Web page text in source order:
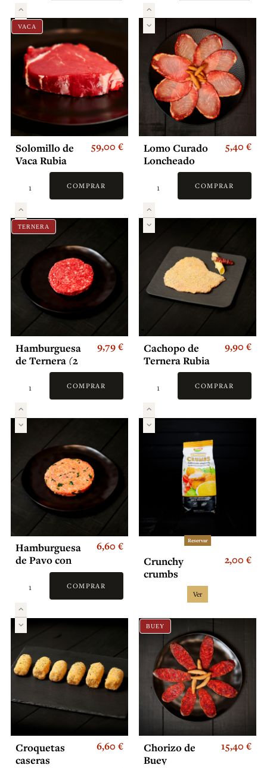
VACA
Solomillo de
Vaca Rubia
Gallega
59,00 €
COMPRAR
Lomo Curado
Loncheado
5,40 €
COMPRAR
TERNERA
Hamburguesa
de Ternera (2
9,79 €
COMPRAR
Cachopo de
Ternera Rubia
Gallega con
Jamón Serrano
y Queso
Havarty
9,90 €
COMPRAR
Hamburguesa
de Pavo con
espinacas (2
und)
6,60 €
COMPRAR
Reservar
Crunchy
crumbs
2,00 €
Ver
Croquetas
caseras
6,60 €
BUEY
Chorizo de
Buey
15,40 €